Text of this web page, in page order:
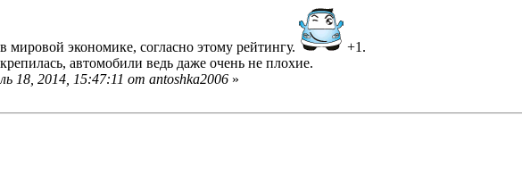
экономике, согласно этому рейтингу.
+1.
автомобили ведь даже очень не плохие.
18, 2014, 15:47:11 от antoshka2006 »